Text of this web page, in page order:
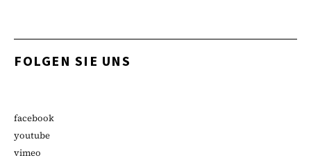
FOLGEN SIE UNS
facebook
youtube
vimeo